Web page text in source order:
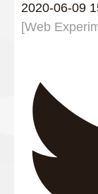
2020-06-09
[Web